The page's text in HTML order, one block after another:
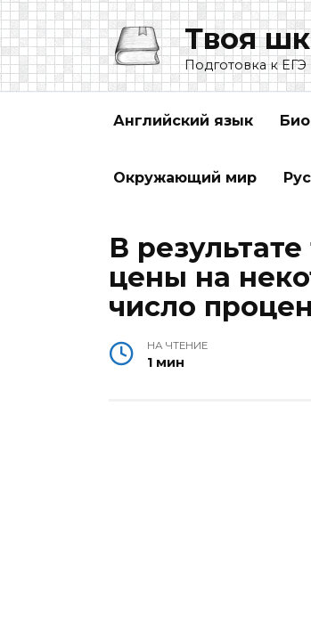
Перейти
к
содержанию
Твоя
Подготовка к ЕГЭ
Английский язык
Окружающий мир
В
цены на
число
НА ЧТЕНИЕ
1 мин